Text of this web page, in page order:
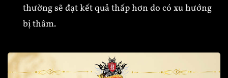
thường sẽ đạt kết quả thấp hơn do có xu hướng
bị thâm.